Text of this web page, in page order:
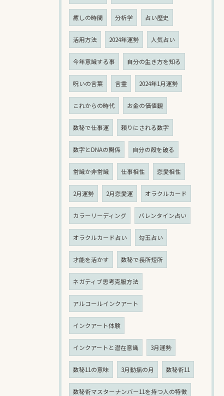
癒しの時間 分析学 占い歴史
活用方法 2024年運勢 人気占い
今年意識する事 自分の生き方を知る
呪いの言葉 言霊 2024年1月運勢
これからの時代 お金の価値観
数秘で仕事運 頼りにされる数字
数字とDNAの関係 自分の殻を破る
常識か非常識 仕事相性 恋愛相性
2月運勢 2月恋愛運 オラクルカード
カラーリーディング バレンタイン占い
オラクルカード占い 勾玉占い
才能を活かす 数秘で長所短所
ネガティブ思考克服方法
アルコールインクアート
インクアート体験
インクアートと潜在意識 3月運勢
数秘11の意味 3月動揺の月 数秘術11
数秘術マスターナンバー11を持つ人の特徴